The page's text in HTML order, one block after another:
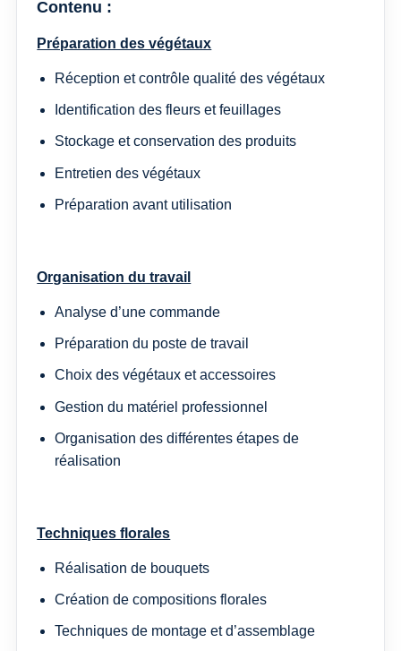
Contenu :
Préparation des végétaux
Réception et contrôle qualité des végétaux
Identification des fleurs et feuillages
Stockage et conservation des produits
Entretien des végétaux
Préparation avant utilisation
Organisation du travail
Analyse d’une commande
Préparation du poste de travail
Choix des végétaux et accessoires
Gestion du matériel professionnel
Organisation des différentes étapes de
réalisation
Techniques florales
Réalisation de bouquets
Création de compositions florales
Techniques de montage et d’assemblage